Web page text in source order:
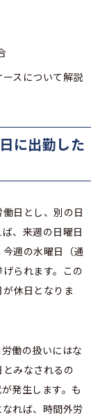
スについて解説
に出勤した
日とし、別の日
、来週の日曜日
今週の水曜日（通
られます。この
休日となりま
働の扱いにはな
みなされるの
発生します。も
れば、時間外労